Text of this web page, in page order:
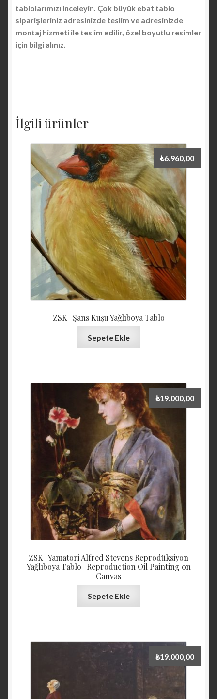
tablolarımızı inceleyin. Çok büyük ebat tablo
siparişleriniz adresinizde teslim ve adresinizde
montaj hizmeti ile teslim edilir, özel boyutlu resimler
için bilgi alınız.
İlgili ürünler
ZSK | Şans Kuşu Yağlıboya Tablo
₺6.960,00
Sepete Ekle
ZSK | Yamatori Alfred Stevens Reprodüksiyon
Yağlıboya Tablo | Reproduction Oil Painting on
Canvas
₺19.000,00
Sepete Ekle
₺19.000,00